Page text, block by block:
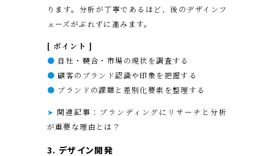
ります。分析が丁寧であるほど、後のデザインフ
ェーズがぶれずに進みます。
[ ポイント ]
● 自社・競合・市場の現状を調査する
● 顧客のブランド認識や印象を把握する
● ブランドの課題と差別化要素を整理する
➤ 関連記事：ブランディングにリサーチと分析
が重要な理由とは？
3. デザイン開発